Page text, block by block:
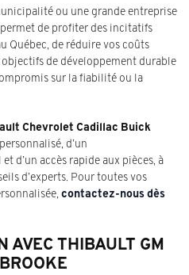
ou une grande entreprise
de profiter des incitatifs
Québec, de réduire vos coûts
de développement durable
sur la fiabilité ou la
Chevrolet Cadillac Buick
d’un
d’un accès rapide aux pièces, à
d’experts. Pour toutes vos
contactez-nous dès
AVEC THIBAULT GM